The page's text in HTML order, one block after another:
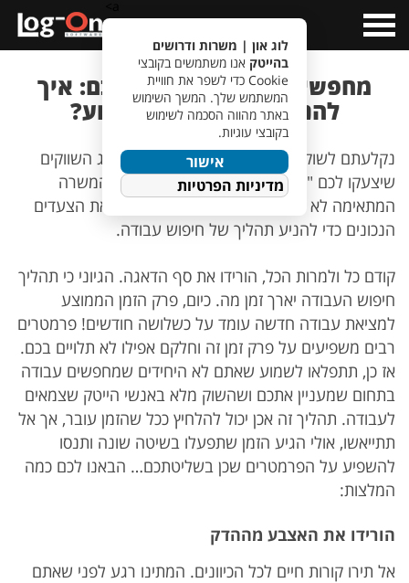
Menu
מחפשי עבודה – זה בשבילכם: איך
להניע חיפוש עבודה תקוע?
נקלעתם לשוק "מחפשי עבודה", לא בדיוק מסוג השווקים
שיצעקו לכם "רק היום! משרת החלום!", נכון? המשרה
המתאימה לא תיפול לכם לידיים אם לא תעשו את הצעדים
הנכונים כדי להניע תהליך של חיפוש עבודה.
קודם כל ולמרות הכל, הורידו את סף הדאגה. הגיוני כי תהליך
חיפוש העבודה יארך זמן מה. כיום, פרק הזמן הממוצע
למציאת עבודה חדשה עומד על כשלושה חודשים! פרמטרים
רבים משפיעים על פרק זמן זה וחלקם אפילו לא תלויים בכם.
אז כן, תתפלאו לשמוע שאתם לא היחידים שמחפשים עבודה
בתחום שמעניין אתכם ושהשוק מלא באנשי הייטק שצמאים
לעבודה. תהליך זה אכן יכול להלחיץ ככל שהזמן עובר, אך אל
תתייאשו, אולי הגיע הזמן שתפעלו בשיטה שונה ותנסו
להשפיע על הפרמטרים שכן בשליטתכם… הבאנו לכם כמה
המלצות:
הורידו את האצבע מההדק
אל תירו קורות חיים לכל הכיוונים. המתינו רגע לפני שאתם
לוג און | משרות ודרושים
בהייטק אנו משתמשים בקובצי
Cookie כדי לשפר את חוויית
המשתמש שלך. המשך השימוש
באתר מהווה הסכמה לשימוש
בקובצי עוגיות.
אישור
מדיניות הפרטיות